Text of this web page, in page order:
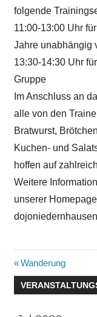
folgende
11:00-13:00 Uhr
Jahre unabhängig
13:30-14:30 Uhr
Gruppe
Im Anschluss an
alle von den
Bratwurst,
Kuchen- und
hoffen auf
Weitere
unserer
Vorheriger
Beitrag:
Wanderung